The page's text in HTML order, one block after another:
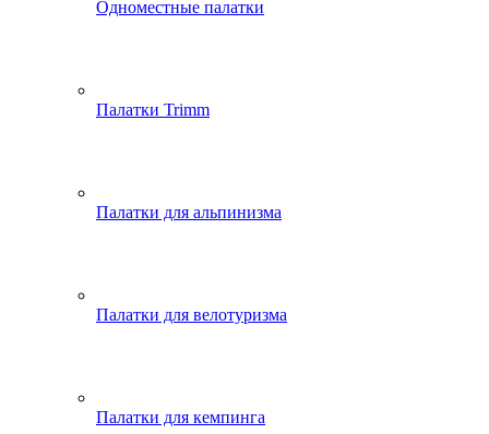
Одноместные палатки
Палатки Trimm
Палатки для альпинизма
Палатки для велотуризма
Палатки для кемпинга